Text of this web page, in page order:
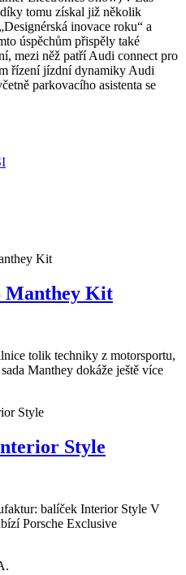
tomu získal již několik
inovace roku“ a
úspěchům přispěly také
mezi něž patří Audi connect pro
řízení jízdní dynamiky Audi
parkovacího asistenta se
Manthey Kit
tolik techniky z motorsportu,
Manthey dokáže ještě více
Style
balíček Interior Style V
Porsche Exclusive